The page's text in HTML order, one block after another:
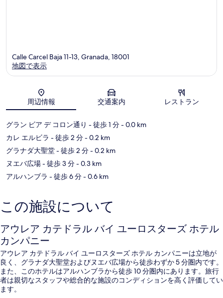
セ
地図
Calle Carcel Baja 11-13, Granada, 18001
地図で表示
周辺情報 交通案内 レストラン
グラン ビア デ コロン通り - 徒歩 1 分- 0.0 km
カレ エルビラ - 徒歩 2 分- 0.2 km
グラナダ大聖堂- 徒歩 2 分- 0.2 km
ヌエバ広場- 徒歩 3 分- 0.3 km
アルハンブラ - 徒歩 6 分- 0.6 km
この施設について
アウレア カテドラル バイ ユーロスターズ ホテル
カンパニー
アウレア カテドラル バイ ユーロスターズ ホテル カンパニーは立地が
良く、グラナダ大聖堂およびヌエバ広場から徒歩わずか 5 分圏内です。
また、このホテルはアルハンブラから徒歩 10 分圏内にあります。旅行
者は親切なスタッフや総合的な施設のコンディションを高く評価してい
ます。